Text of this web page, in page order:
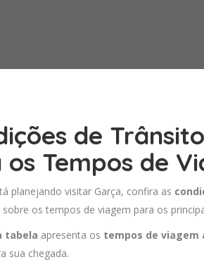
de
os Tempos de
planejando visitar Garça, confira as
sobre os tempos de viagem para os
tabela apresenta os tempos de viagem
sua chegada.